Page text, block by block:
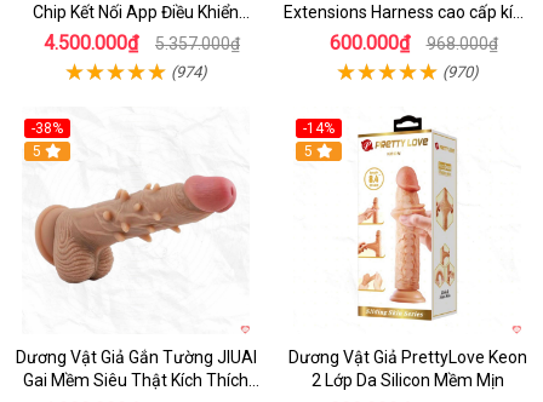
Chip Kết Nối App Điều Khiển
Thông Minh
4.500.000₫ 5.357.000₫
(974)
Extensions Harness cao cấp kích
thích
600.000₫ 968.000₫
(970)
-38%
5
Dương Vật Giả Gắn Tường JIUAI
Gai Mềm Siêu Thật Kích Thích
-14%
5
Dương Vật Giả PrettyLove Keon
2 Lớp Da Silicon Mềm Mịn